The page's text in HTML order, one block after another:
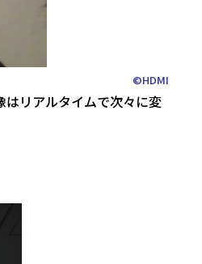
©HDMI
リアルタイムで次々に変